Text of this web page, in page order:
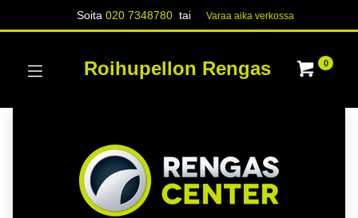
Soita020 7348780 tai Varaa aika verk​​​​ossa
Roihupellon Rengas 0